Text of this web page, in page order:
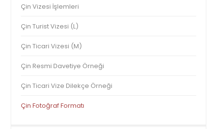
Çin Vizesi İşlemleri
Çin Turist Vizesi (L)
Çin Ticari Vizesi (M)
Çin Resmi Davetiye Örneği
Çin Ticari Vize Dilekçe Örneği
Çin Fotoğraf Formatı